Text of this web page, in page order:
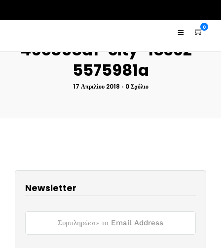
0
46c858a1-city-18302-
5575981a
17 Απριλίου 2018 • 0 Σχόλιο
Newsletter